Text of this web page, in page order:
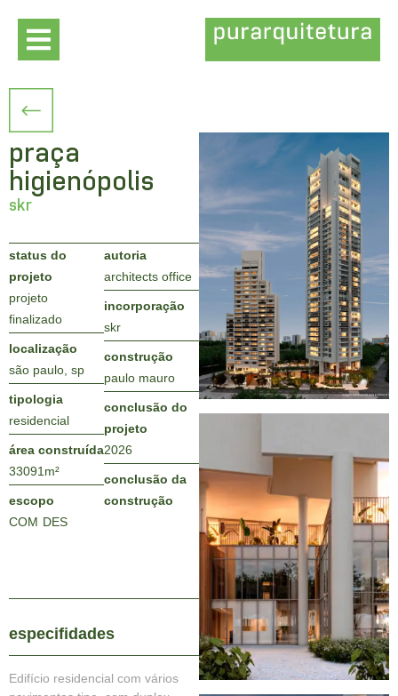
praça
higienópolis
skr
status do
projeto
projeto
finalizado
localização
são paulo, sp
tipologia
residencial
área construída
33091m²
escopo
COM DES
autoria
architects office
incorporação
skr
construção
paulo mauro
conclusão do
projeto
2026
conclusão da
construção
especifidades
Edifício residencial com vários